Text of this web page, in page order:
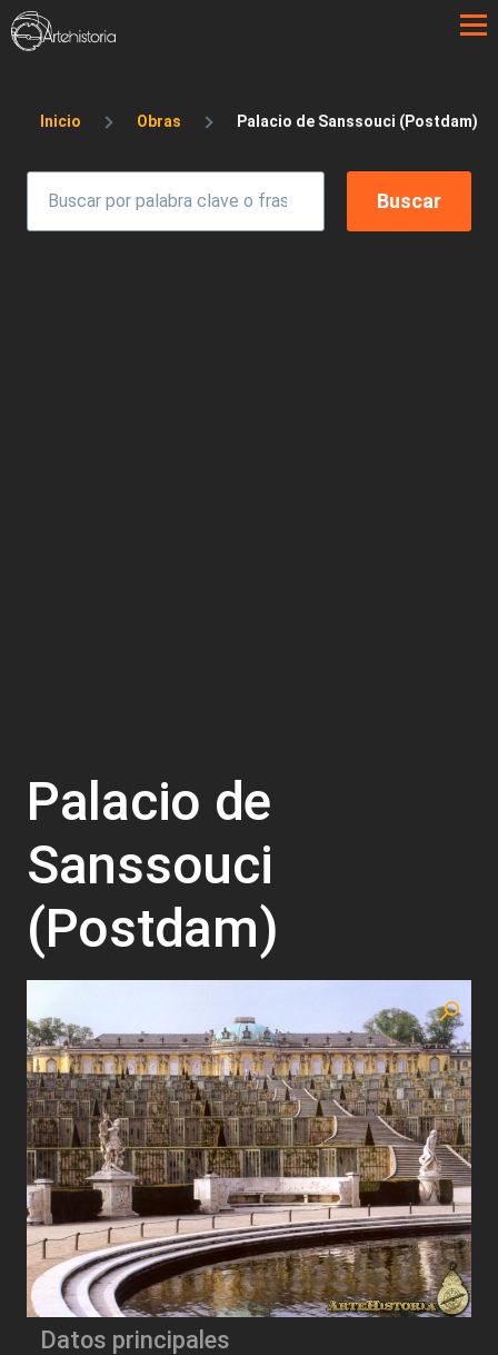
Pasar al contenido principal
Sobrescribir enlaces de ayuda a la
Inicio Obras Palacio de Sanssouci (Postdam)
Palacio de
Sanssouci
(Postdam)
Datos principales